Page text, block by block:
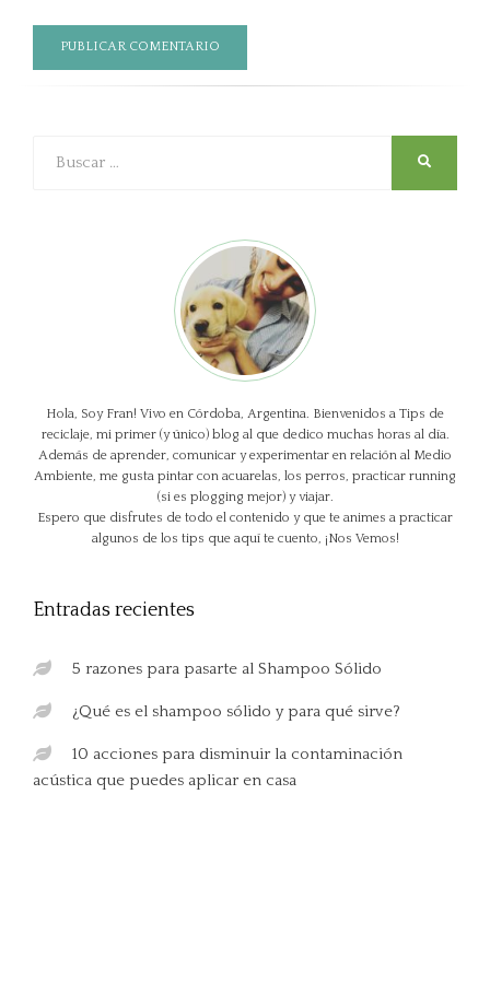
Hola, Soy Fran! Vivo en Córdoba, Argentina. Bienvenidos a Tips de
reciclaje, mi primer (y único) blog al que dedico muchas horas al día.
Además de aprender, comunicar y experimentar en relación al Medio
Ambiente, me gusta pintar con acuarelas, los perros, practicar running
(si es plogging mejor) y viajar.
Espero que disfrutes de todo el contenido y que te animes a practicar
algunos de los tips que aquí te cuento, ¡Nos Vemos!
Entradas recientes
5 razones para pasarte al Shampoo Sólido
¿Qué es el shampoo sólido y para qué sirve?
10 acciones para disminuir la contaminación
acústica que puedes aplicar en casa